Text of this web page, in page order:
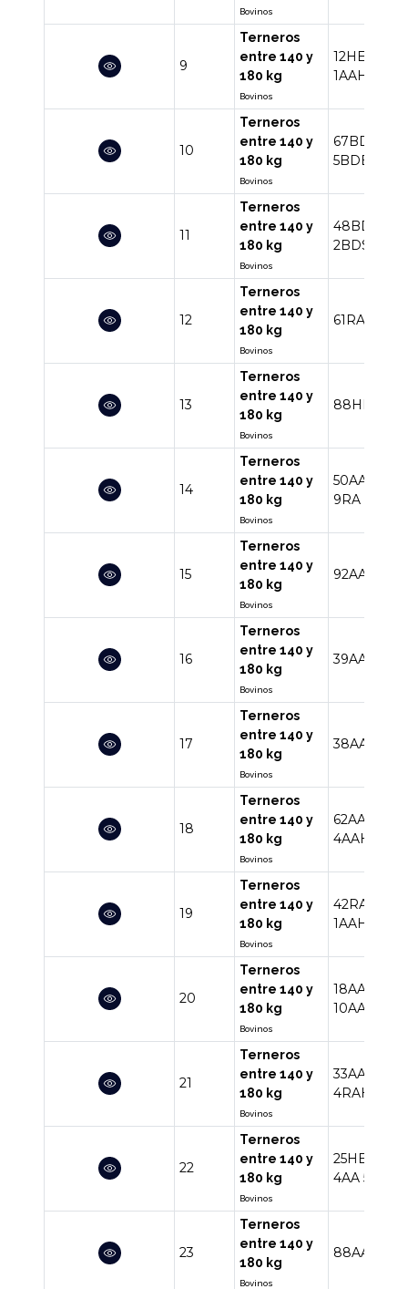
Bovinos
9
Terneros
entre 140 y
180 kg
Bovinos
12HE
1AAHE
10
Terneros
entre 140 y
180 kg
Bovinos
67BD
5BDBN
11
Terneros
entre 140 y
180 kg
Bovinos
48BD
2BDSH
12
Terneros
entre 140 y
180 kg
Bovinos
61RA
13
Terneros
entre 140 y
180 kg
Bovinos
88HE
14
Terneros
entre 140 y
180 kg
Bovinos
50AA
9RA
15
Terneros
entre 140 y
180 kg
Bovinos
92AA
16
Terneros
entre 140 y
180 kg
Bovinos
39AAHE
17
Terneros
entre 140 y
180 kg
Bovinos
38AA
18
Terneros
entre 140 y
180 kg
Bovinos
62AA
4AAHE
19
Terneros
entre 140 y
180 kg
Bovinos
42RA
1AAHE
20
Terneros
entre 140 y
180 kg
Bovinos
18AA
10AAHE
21
Terneros
entre 140 y
180 kg
Bovinos
33AA
4RAHE
22
Terneros
entre 140 y
180 kg
Bovinos
25HE
4AA 5RA
23
Terneros
entre 140 y
180 kg
Bovinos
88AA